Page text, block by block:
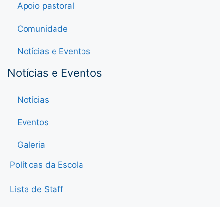
Apoio pastoral
Comunidade
Notícias e Eventos
Notícias e Eventos
Notícias
Eventos
Galeria
Políticas da Escola
Lista de Staff